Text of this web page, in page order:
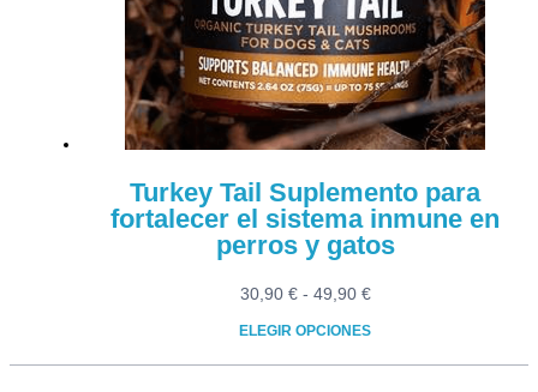
pueden
elegir
en
la
página
de
Turkey Tail Suplemento para
fortalecer el sistema inmune en
perros y gatos
30,90 € - 49,90 €Rango
ELEGIR OPCIONES
Este